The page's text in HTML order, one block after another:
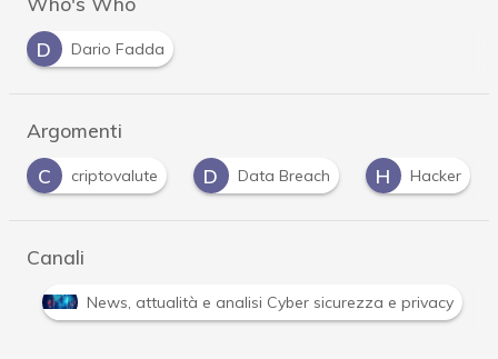
D
Dario Fadda
Argomenti
D Data Breach H Hacker P phishing
Canali
Attacchi hacker e Malware: le ultime news in tempo